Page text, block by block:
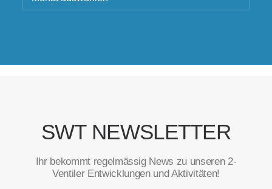
SWT NEWSLETTER
Ihr bekommt regelmässig News zu unseren 2-
Ventiler Entwicklungen und Aktivitäten!